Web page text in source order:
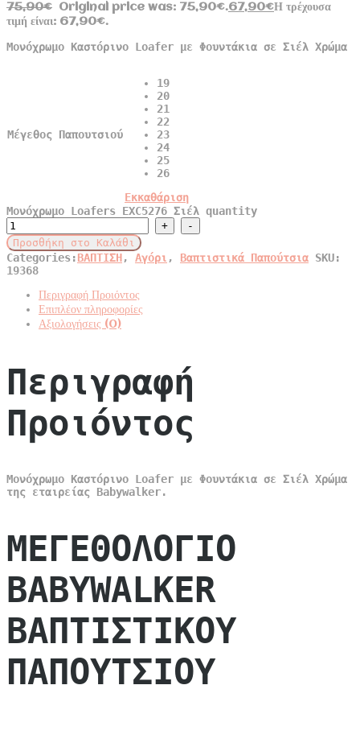
75,90€ Original price was: 75,90€.67,90€Η τρέχουσα
τιμή είναι: 67,90€.
Μονόχρωμο Καστόρινο Loafer με Φουντάκια σε Σιέλ Χρώμα
Μέγεθος Παπουτσιού
19
20
21
22
23
24
25
26
Εκκαθάριση
Μονόχρωμο Loafers EXC5276 Σιέλ quantity
Προσθήκη στο Καλάθι
Categories:ΒΑΠΤΙΣΗ, Αγόρι , Βαπτιστικά Παπούτσια SKU:
19368
Περιγραφή Προιόντος
Επιπλέον πληροφορίες
Αξιολογήσεις (0)
Περιγραφή
Προιόντος
Μονόχρωμο Καστόρινο Loafer με Φουντάκια σε Σιέλ Χρώμα
της εταιρείας Babywalker.
ΜΕΓΕΘΟΛΟΓΙΟ
BABYWALKER
ΒΑΠΤΙΣΤΙΚΟΥ
ΠΑΠΟΥΤΣΙΟΥ